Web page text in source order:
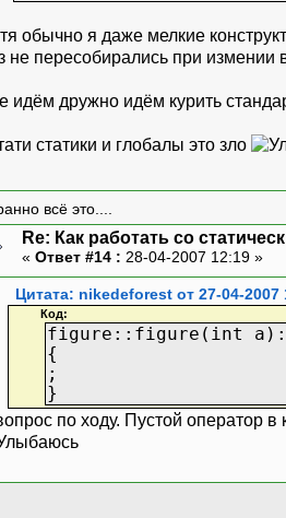
обычно я даже мелкие
не пересобирались при измении
идём дружно идём курить
статики и глобалы это зло
всё это....
Re: Как работать со
« Ответ #14 : 28-04-2007 12:19 »
Цитата: nikedeforest от 27-04-2007
Код:
figure::figure(int
{
;
}
по ходу. Пустой оператор в